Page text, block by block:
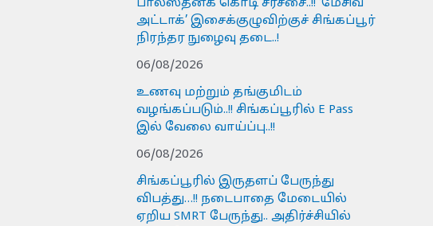
பாலஸ்தீனக் கொடி சர்ச்சை..!! ‘மேசிவ்
அட்டாக்’ இசைக்குழுவிற்குச் சிங்கப்பூர்
நிரந்தர நுழைவு தடை..!
06/08/2026
உணவு மற்றும் தங்குமிடம்
வழங்கப்படும்..!! சிங்கப்பூரில் E Pass
இல் வேலை வாய்ப்பு..!!
06/08/2026
சிங்கப்பூரில் இருதளப் பேருந்து
விபத்து…!! நடைபாதை மேடையில்
ஏறிய SMRT பேருந்து.. அதிர்ச்சியில்